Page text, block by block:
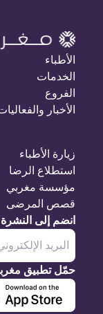
الأطباء
الخدمات
الفروع
الأخبار
زيارة الأطباء
استطلاع الرضا
مؤسسة مغربي
قصص المرضى
انضم إلى النشرة
حمّل تطبيق